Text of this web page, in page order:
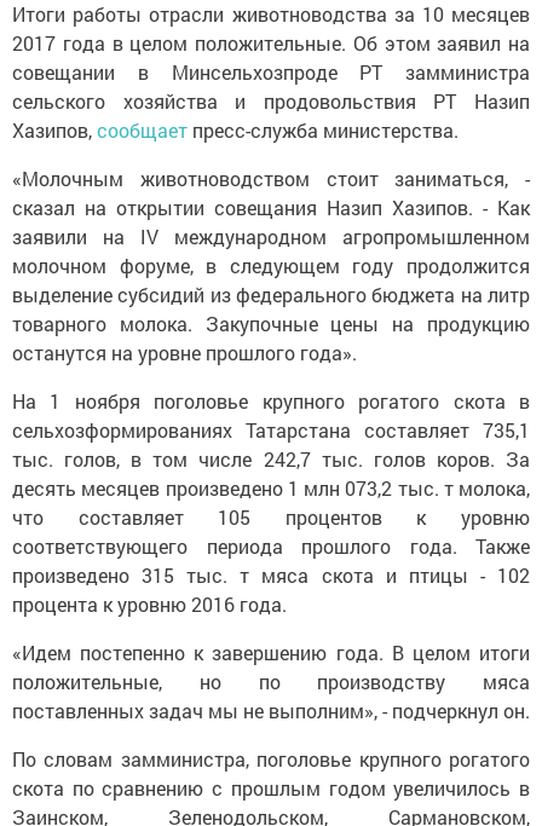
Итоги работы отрасли животноводства за 10 месяцев
2017 года в целом положительные. Об этом заявил на
совещании в Минсельхозпроде РТ замминистра
сельского хозяйства и продовольствия РТ Назип
Хазипов,сообщает пресс-служба министерства.
«Молочным животноводством стоит заниматься, -
сказал на открытии совещания Назип Хазипов. - Как
заявили на IV международном агропромышленном
молочном форуме, в следующем году продолжится
выделение субсидий из федерального бюджета на литр
товарного молока. Закупочные цены на продукцию
останутся на уровне прошлого года».
На 1 ноября поголовье крупного рогатого скота в
сельхозформированиях Татарстана составляет 735,1
тыс. голов, в том числе 242,7 тыс. голов коров. За
десять месяцев произведено 1 млн 073,2 тыс. т молока,
что составляет 105 процентов к уровню
соответствующего периода прошлого года. Также
произведено 315 тыс. т мяса скота и птицы - 102
процента к уровню 2016 года.
«Идем постепенно к завершению года. В целом итоги
положительные, но по производству мяса
поставленных задач мы не выполним», - подчеркнул он.
По словам замминистра, поголовье крупного рогатого
скота по сравнению с прошлым годом увеличилось в
Заинском, Зеленодольском, Сармановском,